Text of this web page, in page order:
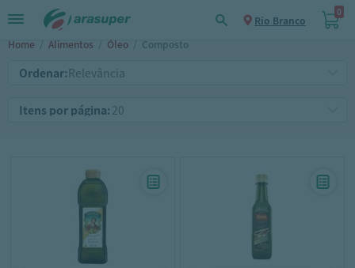
Rio Branco
0
Home / Alimentos / Óleo / Composto
Ordenar:
Itens por página: